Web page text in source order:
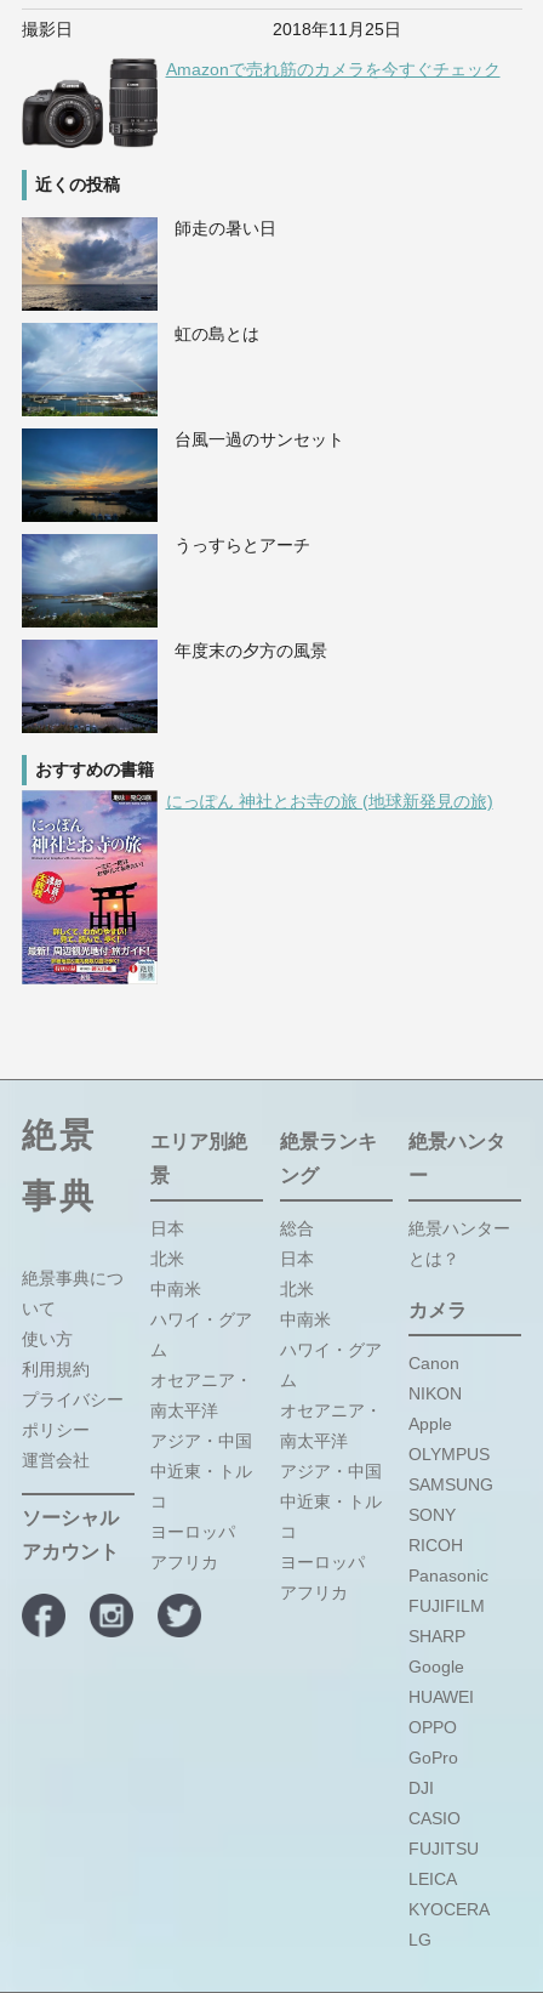
撮影日 2018年11月25日
Amazonで売れ筋のカメラを今すぐチェック
近くの投稿
師走の暑い日
虹の島とは
台風一過のサンセット
うっすらとアーチ
年度末の夕方の風景
おすすめの書籍
にっぽん 神社とお寺の旅 (地球新発見の旅)
絶景
事典
絶景事典につ
いて
使い方
利用規約
プライバシー
ポリシー
運営会社
ソーシャル
アカウント
エリア別絶
景
日本
北米
中南米
ハワイ・グア
ム
オセアニア・
南太平洋
アジア・中国
中近東・トル
コ
ヨーロッパ
アフリカ
絶景ランキ
ング
総合
日本
北米
中南米
ハワイ・グア
ム
オセアニア・
南太平洋
アジア・中国
中近東・トル
コ
ヨーロッパ
アフリカ
絶景ハンタ
ー
絶景ハンター
とは？
カメラ
Canon
NIKON
Apple
OLYMPUS
SAMSUNG
SONY
RICOH
Panasonic
FUJIFILM
SHARP
Google
HUAWEI
OPPO
GoPro
DJI
CASIO
FUJITSU
LEICA
KYOCERA
LG